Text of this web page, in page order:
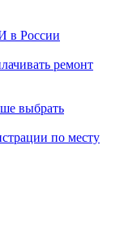
в России
ремонт
выбрать
по месту